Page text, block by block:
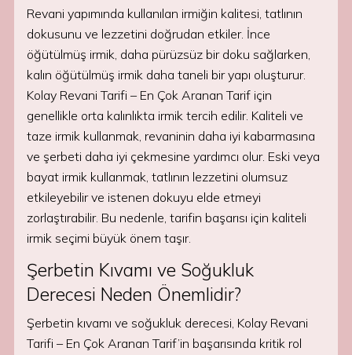
Revani yapımında kullanılan irmiğin kalitesi, tatlının
dokusunu ve lezzetini doğrudan etkiler. İnce
öğütülmüş irmik, daha pürüzsüz bir doku sağlarken,
kalın öğütülmüş irmik daha taneli bir yapı oluşturur.
Kolay Revani Tarifi – En Çok Aranan Tarif için
genellikle orta kalınlıkta irmik tercih edilir. Kaliteli ve
taze irmik kullanmak, revaninin daha iyi kabarmasına
ve şerbeti daha iyi çekmesine yardımcı olur. Eski veya
bayat irmik kullanmak, tatlının lezzetini olumsuz
etkileyebilir ve istenen dokuyu elde etmeyi
zorlaştırabilir. Bu nedenle, tarifin başarısı için kaliteli
irmik seçimi büyük önem taşır.
Şerbetin Kıvamı ve Soğukluk
Derecesi Neden Önemlidir?
Şerbetin kıvamı ve soğukluk derecesi, Kolay Revani
Tarifi – En Çok Aranan Tarif’in başarısında kritik rol